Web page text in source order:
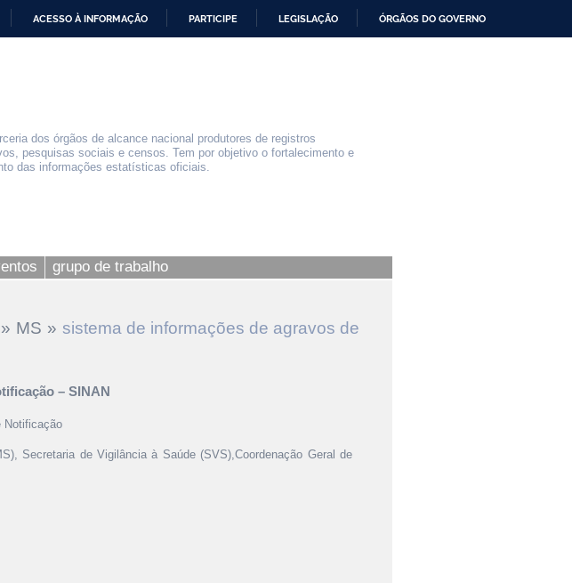
ACESSO À INFORMAÇÃO PARTICIPE LEGISLAÇÃO ÓRGÃOS DO GOVERNO
dos órgãos de alcance nacional produtores de registros
pesquisas sociais e censos. Tem por objetivo o fortalecimento e
das informações estatísticas oficiais.
grupo de trabalho
» MS » sistema de informações de agravos de
– SINAN
Notificação
Secretaria de Vigilância à Saúde (SVS),Coordenação Geral de